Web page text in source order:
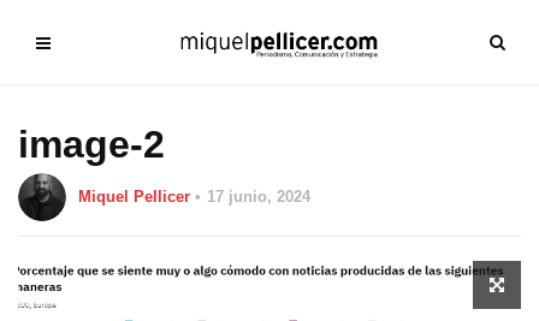
image-2
Miquel Pellicer 17 junio, 2024